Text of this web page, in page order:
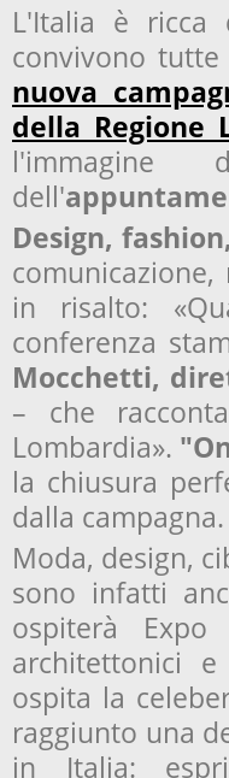
L'Italia è ricca
convivono
nuova
della Regione
dell'
Design,
comunicazione,
in risalto:
conferenza
Mocchetti,
– che
Lombardia». "
la chiusura
dalla campagna.
Moda, design,
sono infatti
ospiterà
architettonici
ospita la
raggiunto una
in Italia: